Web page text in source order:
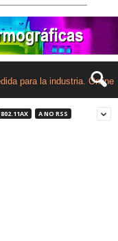
802.11AX A NO RSS